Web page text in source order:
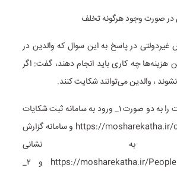
در صورت وجود هرگونه تخلف
در پاسخ به این سوال که والدین در
چه کاری باید انجام دهند، گفت: اگر
، والدین می‌توانند شکایت کنند.
وی روش ثبت شکایات را به دو صورت ۱_ ورود به سامانه ثبت شکایات
به نشانی https://mosharekatha.ir/complaint و سامانه گزارش
به نشانی
https://mosharekatha.ir/PeopleReportComplaint و ۲_